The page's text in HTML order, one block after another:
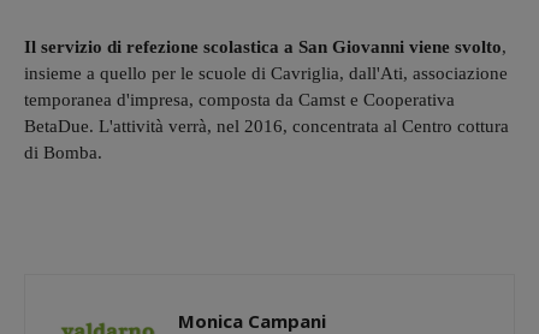
Il servizio di refezione scolastica a San Giovanni viene svolto,
insieme a quello per le scuole di Cavriglia, dall'Ati, associazione
temporanea d'impresa, composta da Camst e Cooperativa
BetaDue. L'attività verrà, nel 2016, concentrata al Centro cottura
di Bomba.
Monica Campani